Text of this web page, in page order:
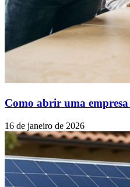
Como abrir uma
16 de janeiro de 2026